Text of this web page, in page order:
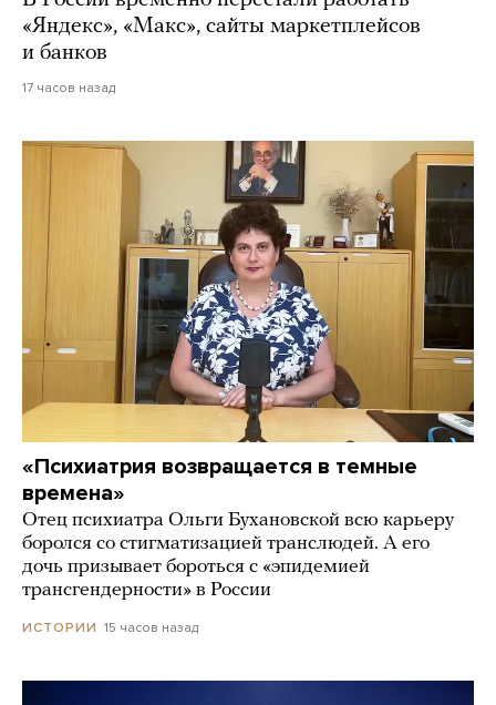
«Яндекс», «Макс», сайты маркетплейсов
и банков
17 часов назад
«Психиатрия возвращается в темные
времена»
Отец психиатра Ольги Бухановской всю карьеру
боролся со стигматизацией транслюдей. А его
дочь призывает бороться с «эпидемией
трансгендерности» в России
ИСТОРИИ 15 часов назад